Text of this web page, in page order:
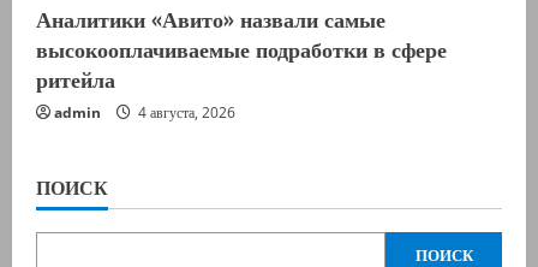
Аналитики «Авито» назвали самые
высокооплачиваемые подработки в сфере
ритейла
admin 4 августа, 2026
ПОИСК
ПОИСК